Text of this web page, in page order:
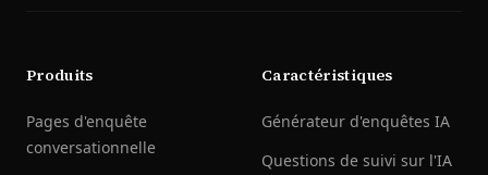
Produits
Pages d'enquête
conversationnelle
Caractéristiques
Générateur d'enquêtes IA
Questions de suivi sur l'IA